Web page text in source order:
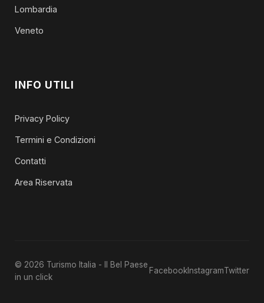
Lombardia
Veneto
INFO UTILI
Privacy Policy
Termini e Condizioni
Contatti
Area Riservata
© 2026 Turismo Italia - Il Bel Paese
in un click
Facebook InstagramTwitter